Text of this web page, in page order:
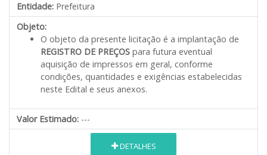
Entidade: Prefeitura
Objeto:
O objeto da presente licitação é a implantação de
REGISTRO DE PREÇOS para futura eventual
aquisição de impressos em geral, conforme
condições, quantidades e exigências estabelecidas
neste Edital e seus anexos.
Valor Estimado: ---
DETALHES